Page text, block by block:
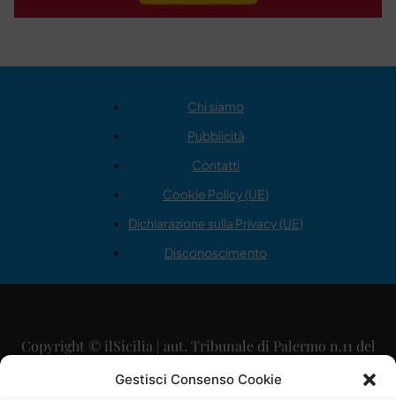
Gestisci Consenso Cookie
Chi siamo
Pubblicità
Contatti
Cookie Policy (UE)
Dichiarazione sulla Privacy (UE)
Disconoscimento
Copyright © ilSicilia | aut. Tribunale di Palermo n.11 del
29/09/2015